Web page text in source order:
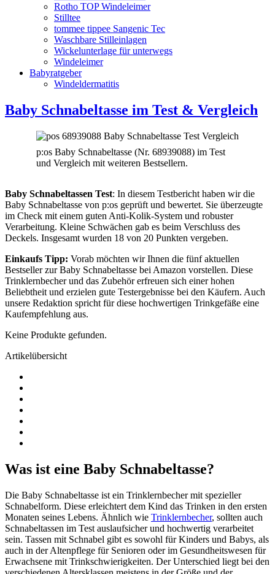
Rotho TOP Windeleimer
Stilltee
tommee tippee Sangenic Tec
Waschbare Stilleinlagen
Wickelunterlage für unterwegs
Windeleimer
Babyratgeber
Windeldermatitis
Baby Schnabeltasse im Test & Vergleich
p:os Baby Schnabeltasse (Nr. 68939088) im Test
und Vergleich mit weiteren Bestsellern.
Baby Schnabeltassen Test: In diesem Testbericht haben wir die
Baby Schnabeltasse von p:os geprüft und bewertet. Sie überzeugte
im Check mit einem guten Anti-Kolik-System und robuster
Verarbeitung. Kleine Schwächen gab es beim Verschluss des
Deckels. Insgesamt wurden 18 von 20 Punkten vergeben.
Einkaufs Tipp: Vorab möchten wir Ihnen die fünf aktuellen
Bestseller zur Baby Schnabeltasse bei Amazon vorstellen. Diese
Trinklernbecher und das Zubehör erfreuen sich einer hohen
Beliebtheit und erzielen gute Testergebnisse bei den Käufern. Auch
unsere Redaktion spricht für diese hochwertigen Trinkgefäße eine
Kaufempfehlung aus.
Keine Produkte gefunden.
Artikelübersicht
Was ist eine Baby Schnabeltasse?
Die Baby Schnabeltasse ist ein Trinklernbecher mit spezieller
Schnabelform. Diese erleichtert dem Kind das Trinken in den ersten
Monaten seines Lebens. Ähnlich wie Trinklernbecher, sollten auch
Schnabeltassen im Test auslaufsicher und hochwertig verarbeitet
sein. Tassen mit Schnabel gibt es sowohl für Kinders und Babys, als
auch in der Altenpflege für Senioren oder im Gesundheitswesen für
Erwachsene mit Trinkschwierigkeiten. Der Unterschied liegt bei den